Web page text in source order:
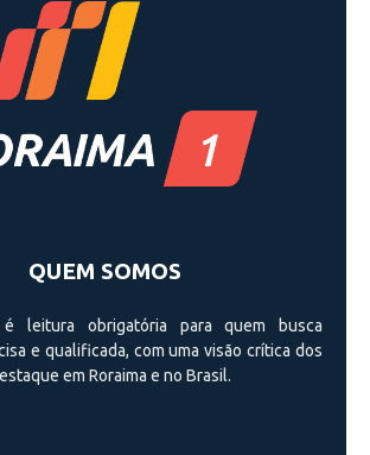
QUEM SOMOS
leitura obrigatória para quem busca
e qualificada, com uma visão crí­tica dos
em Roraima e no Brasil.